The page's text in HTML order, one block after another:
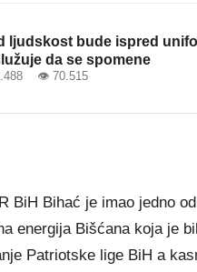
ljudskost bude ispred
da se spomene
👁 70.515
BiH Bihać je imao jedno
energija Bišćana koja je
Patriotske lige BiH a